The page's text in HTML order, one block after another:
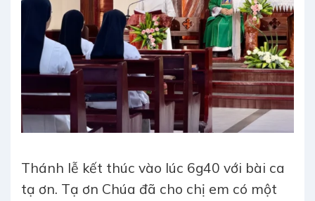
Thánh lễ kết thúc vào lúc 6g40 với bài ca
tạ ơn. Tạ ơn Chúa đã cho chị em có một